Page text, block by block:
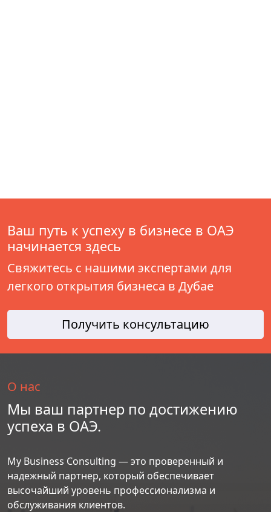
Ваш путь к успеху в бизнесе в ОАЭ
начинается здесь
Свяжитесь с нашими экспертами для
легкого открытия бизнеса в Дубае
Получить консультацию
О нас
Мы ваш партнер по достижению
успеха в ОАЭ.
My Business Consulting — это проверенный и
надежный партнер, который обеспечивает
высочайший уровень профессионализма и
обслуживания клиентов.